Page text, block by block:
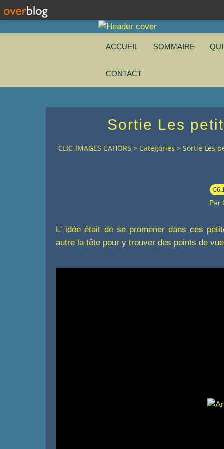
ACCUEIL SOMMAIRE
CONTACT
Sortie Les
CLIC-IMAGES CAHORS > Categories > Sortie Les
Par
L' idée était de se promener dans ces
autre la tête pour y trouver des points de